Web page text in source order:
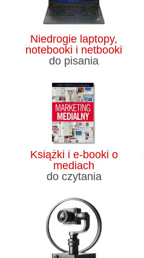
Niedrogie laptopy,
notebooki i netbooki
do pisania
Książki i e-booki o
mediach
do czytania